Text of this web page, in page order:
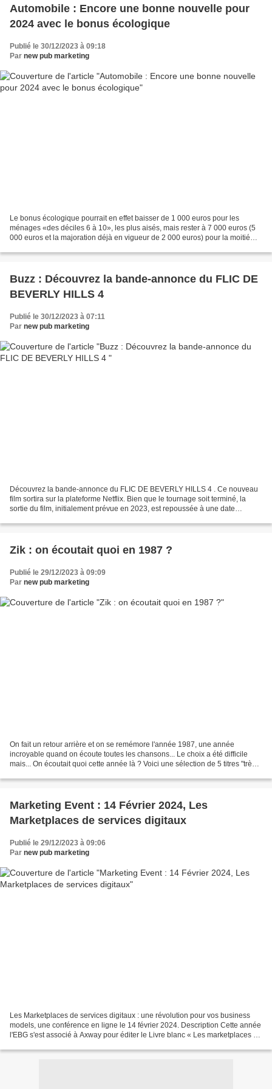
Automobile : Encore une bonne nouvelle pour
2024 avec le bonus écologique
Publié le 30/12/2023 à 09:18
Par new pub marketing
Le bonus écologique pourrait en effet baisser de 1 000 euros pour les
ménages «des déciles 6 à 10», les plus aisés, mais rester à 7 000 euros (5
000 euros et la majoration déjà en vigueur de 2 000 euros) pour la moitié
Buzz : Découvrez la bande-annonce du FLIC DE
BEVERLY HILLS 4
Publié le 30/12/2023 à 07:11
Par new pub marketing
Découvrez la bande-annonce du FLIC DE BEVERLY HILLS 4 . Ce nouveau
film sortira sur la plateforme Netflix. Bien que le tournage soit terminé, la
sortie du film, initialement prévue en 2023, est repoussée à une date
Zik : on écoutait quoi en 1987 ?
Publié le 29/12/2023 à 09:09
Par new pub marketing
On fait un retour arrière et on se remémore l'année 1987, une année
incroyable quand on écoute toutes les chansons... Le choix a été difficile
mais... On écoutait quoi cette année là ? Voici une sélection de 5 titres "très
Marketing Event : 14 Février 2024, Les
Marketplaces de services digitaux
Publié le 29/12/2023 à 09:06
Par new pub marketing
Les Marketplaces de services digitaux : une révolution pour vos business
models, une conférence en ligne le 14 février 2024. Description Cette année
l'EBG s'est associé à Axway pour éditer le Livre blanc « Les marketplaces de